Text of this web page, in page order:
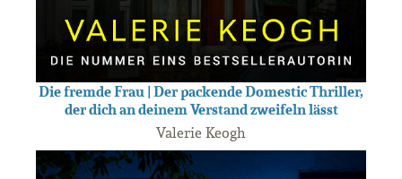
Die fremde Frau | Der packende Domestic Thriller,
der dich an deinem Verstand zweifeln lässt
Valerie Keogh